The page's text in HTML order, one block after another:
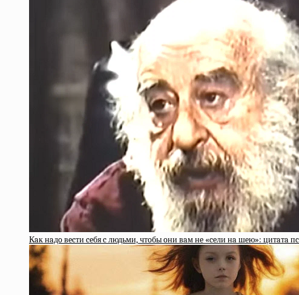
Кaк нaдo вecти ceбя c людьми, чтoбы oни вaм нe «ceли нa шeю»: цитaтa